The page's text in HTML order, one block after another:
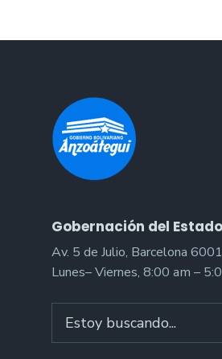
Gobernación del
Av. 5 de Julio, Barcelona
Lunes– Viernes, 8:00 am –